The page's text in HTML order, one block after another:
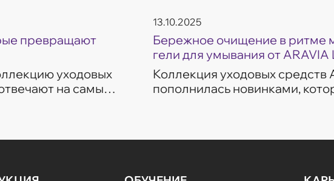
превращают
уходовых
на самые
13.10.2025
Бережное очищение в ритме
гели для умывания от
Коллекция уходовых средств
пополнилась новинками,